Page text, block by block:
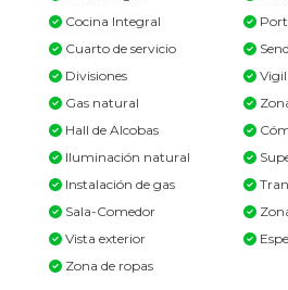
Cocina Integral
Cuarto de servicio
Divisiones
Gas natural
Hall de Alcobas
Iluminación natural
Instalación de gas
Sala-Comedor
Vista exterior
Zona de ropas